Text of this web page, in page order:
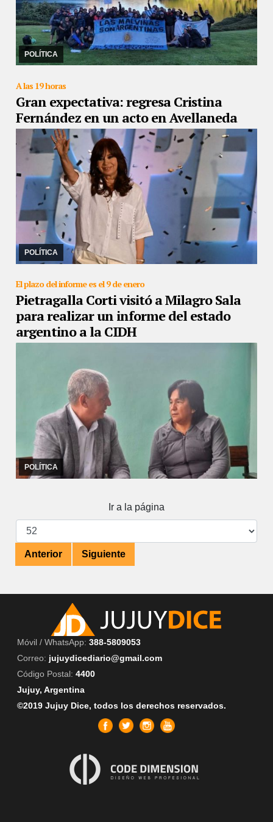
POLÍTICA
28/12/2022 El titular del Movimiento de Trabajadores Excluidos
ingresó a la estancia del magnate británico en la Patagonia
Argentina para denunciar la existenci ...
A las 19 horas
Gran expectativa: regresa Cristina
Fernández en un acto en Avellaneda
POLÍTICA
27/12/2022
Fue invitada por el intendente Jorge Ferraresi (FdT)
para participar del acto de inauguración de un polideportivo
municipal en el barrio Villa Corina
El plazo del informe es el 9 de enero
Pietragalla Corti visitó a Milagro Sala
para realizar un informe del estado
argentino a la CIDH
POLÍTICA
27/12/2022 El tribunal regional realiza un seguimiento de la
situación de la dirigente social, quien es beneficiaria de una
medida provisional dictada en 2017. ...
Ir a la página
Anterior Siguiente
Móvil / WhatsApp: 388-5809053
Correo: jujuydicediario@gmail.com
Código Postal: 4400
Jujuy, Argentina
©2019 Jujuy Dice, todos los derechos reservados.